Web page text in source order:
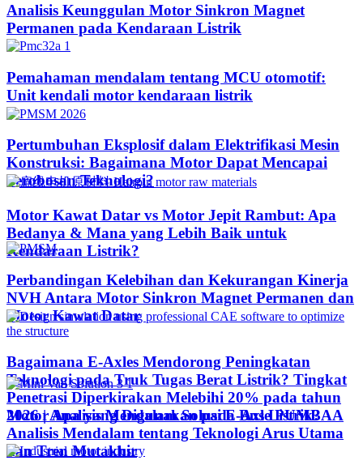
Analisis Keunggulan Motor Sinkron Magnet
Permanen pada Kendaraan Listrik
Pemahaman mendalam tentang MCU otomotif:
Unit kendali motor kendaraan listrik
Pertumbuhan Eksplosif dalam Elektrifikasi Mesin
Konstruksi: Bagaimana Motor Dapat Mencapai
Terobosan Teknologi?​
Motor Kawat Datar vs Motor Jepit Rambut: Apa
Bedanya & Mana yang Lebih Baik untuk
Kendaraan Listrik?
Perbandingan Kelebihan dan Kekurangan Kinerja
NVH Antara Motor Sinkron Magnet Permanen dan
Motor Kawat Datar
Bagaimana E-Axles Mendorong Peningkatan
Teknologi pada Truk Tugas Berat Listrik? Tingkat
Penetrasi Diperkirakan Melebihi 20% pada tahun
2026 | Analisis Mendalam Solusi E-Axle PUMBAA
Motor Apa yang Digunakan pada Bus Listrik?
Analisis Mendalam tentang Teknologi Arus Utama
dan Tren Mutakhir